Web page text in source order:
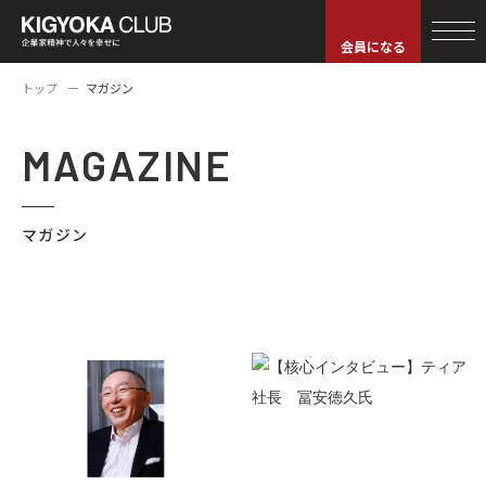
会員になる
トップ マガジン
MAGAZINE
マガジン